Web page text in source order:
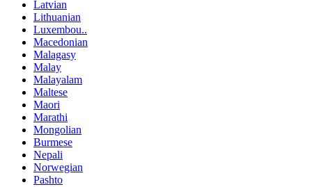
Latvian
Lithuanian
Luxembou..
Macedonian
Malagasy
Malay
Malayalam
Maltese
Maori
Marathi
Mongolian
Burmese
Nepali
Norwegian
Pashto